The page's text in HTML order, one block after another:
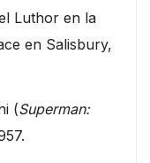
Luthor en la
en Salisbury,
(Superman: